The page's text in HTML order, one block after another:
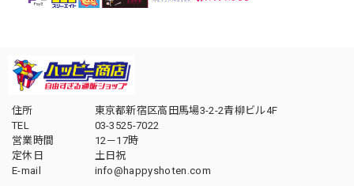
住所
東京都新宿区高田馬場3-2-2青柳ビル4F
TEL
03-3525-7022
営業時間
12－17時
定休日
土日祝
E-mail
info@happyshoten.com